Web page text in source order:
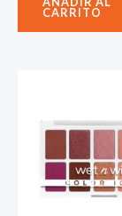
CARRITO